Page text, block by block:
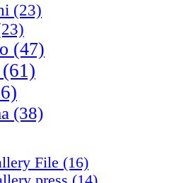
(23)
(47)
(61)
(38)
File (16)